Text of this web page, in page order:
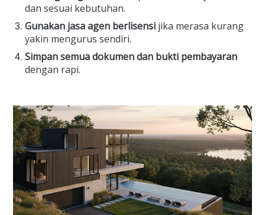
dan sesuai kebutuhan.
Gunakan jasa agen berlisensi jika merasa kurang
yakin mengurus sendiri.
Simpan semua dokumen dan bukti pembayaran
dengan rapi.